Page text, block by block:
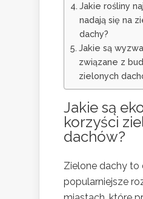
Jakie rośliny
nadają się na
dachy?
Jakie są
związane z
zielonych
Jakie są
korzyści
dachów?
Zielone dachy to
popularniejsze